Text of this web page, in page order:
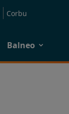
Corbu
Balneo